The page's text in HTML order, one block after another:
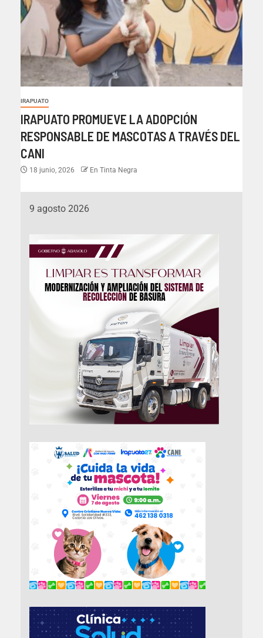
IRAPUATO
IRAPUATO PROMUEVE LA ADOPCIÓN
RESPONSABLE DE MASCOTAS A TRAVÉS DEL
CANI
18 junio, 2026 En Tinta Negra
9 agosto 2026